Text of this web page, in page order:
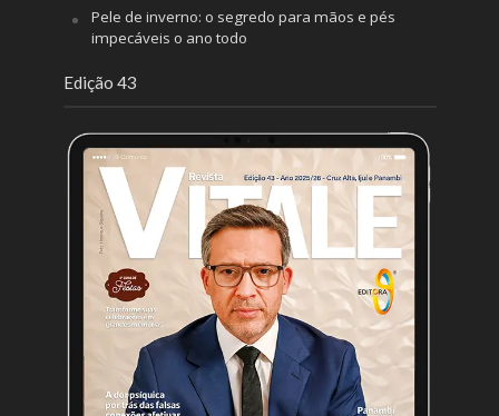
Pele de inverno: o segredo para mãos e pés
impecáveis o ano todo
Edição 43